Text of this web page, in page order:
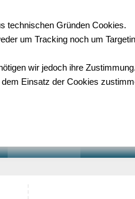
technischen Gründen Cookies.
um Tracking noch um
wir jedoch ihre
Einsatz der Cookies